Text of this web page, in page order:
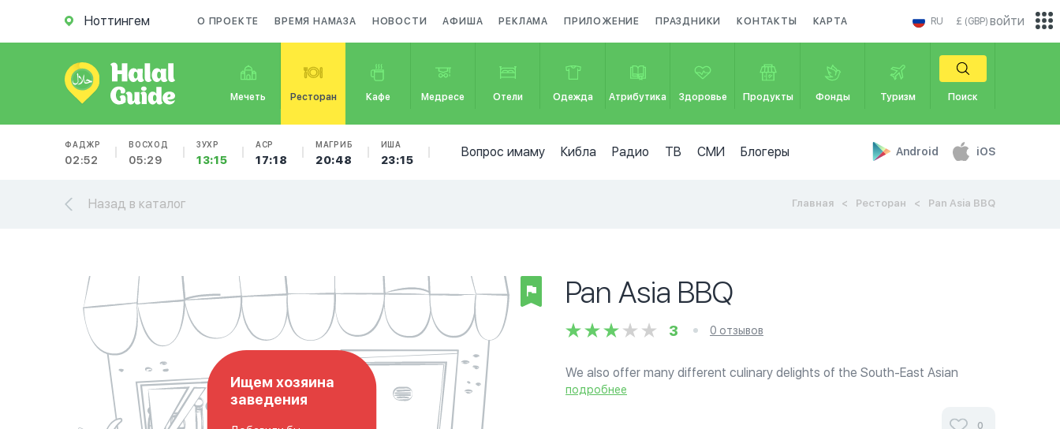
Ноттингем О ПРОЕКТЕ ВРЕМЯ НАМАЗА НОВОСТИ АФИША РЕКЛАМА ПРИЛОЖЕНИЕ ПРАЗДНИКИ КОНТАКТЫ КАРТА RU £ (GBP)
Мечеть Ресторан Кафе Медресе Отели Одежда Атрибутика Здоровье Продукты Фонды Туризм Поиск
ФАДЖР
02:52
ВОСХОД
05:29
ЗУХР
13:15
АСР
17:18
МАГРИБ
20:48
ИША
23:15
Вопрос имаму Кибла Радио ТВ СМИ Блогеры Android iOS
войти
Назад в каталог Главная Ресторан Pan Asia BBQ
Ищем хозяина
заведения
Pan Asia BBQ
3 0 отзывов
We also offer many different culinary delights of the South-East Asian
cuisines from Korea, Malaysia, Thailand and Indonesia.
подробнее
0